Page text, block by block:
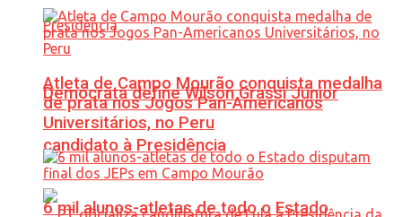
Democrata define Wilson Grassi Júnior
candidato à Presidência
Atleta de Campo Mourão conquista medalha
de prata nos Jogos Pan-Americanos
Universitários, no Peru
6 mil alunos-atletas de todo o Estado